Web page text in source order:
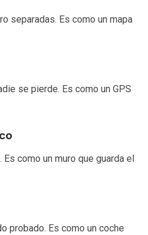
separadas. Es como un mapa
se pierde. Es como un GPS
como un muro que guarda el
probado. Es como un coche